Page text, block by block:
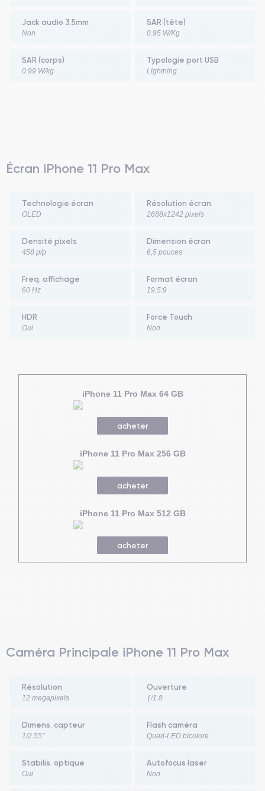
Jack audio 3.5mm
Non
SAR (tête)
0.95 W/Kg
SAR (corps)
0.99 W/kg
Typologie port USB
Lightning
Écran iPhone 11 Pro Max
Technologie écran
OLED
Résolution écran
2688x1242 pixels
Densité pixels
458 p/p
Dimension écran
6,5 pouces
Freq. affichage
60 Hz
Format écran
19.5:9
HDR
Oui
Force Touch
Non
iPhone 11 Pro Max 64 GB
acheter
iPhone 11 Pro Max 256 GB
acheter
iPhone 11 Pro Max 512 GB
acheter
Caméra Principale iPhone 11 Pro Max
Résolution
12 megapixels
Ouverture
ƒ/1.8
Dimens. capteur
1/2.55"
Flash caméra
Quad-LED bicolore
Stabilis. optique
Oui
Autofocus laser
Non